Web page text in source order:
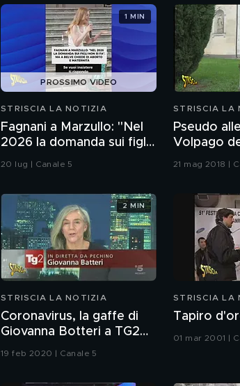
PROSSIMO VIDEO
STRISCIA LA NOTIZIA
Fagnani a Marzullo: "Nel
2026 la domanda sui figli
non si fa". Ma a Belve
20 lug | Canale 5
1 MIN
STRISCIA LA
Pseudo
Volpago
21 mag 2018 |
STRISCIA LA NOTIZIA
Coronavirus, la gaffe di
Giovanna Botteri a TG2
19 feb 2020 | Canale 5
2 MIN
STRISCIA LA
Tapiro
01 mar 2001 |